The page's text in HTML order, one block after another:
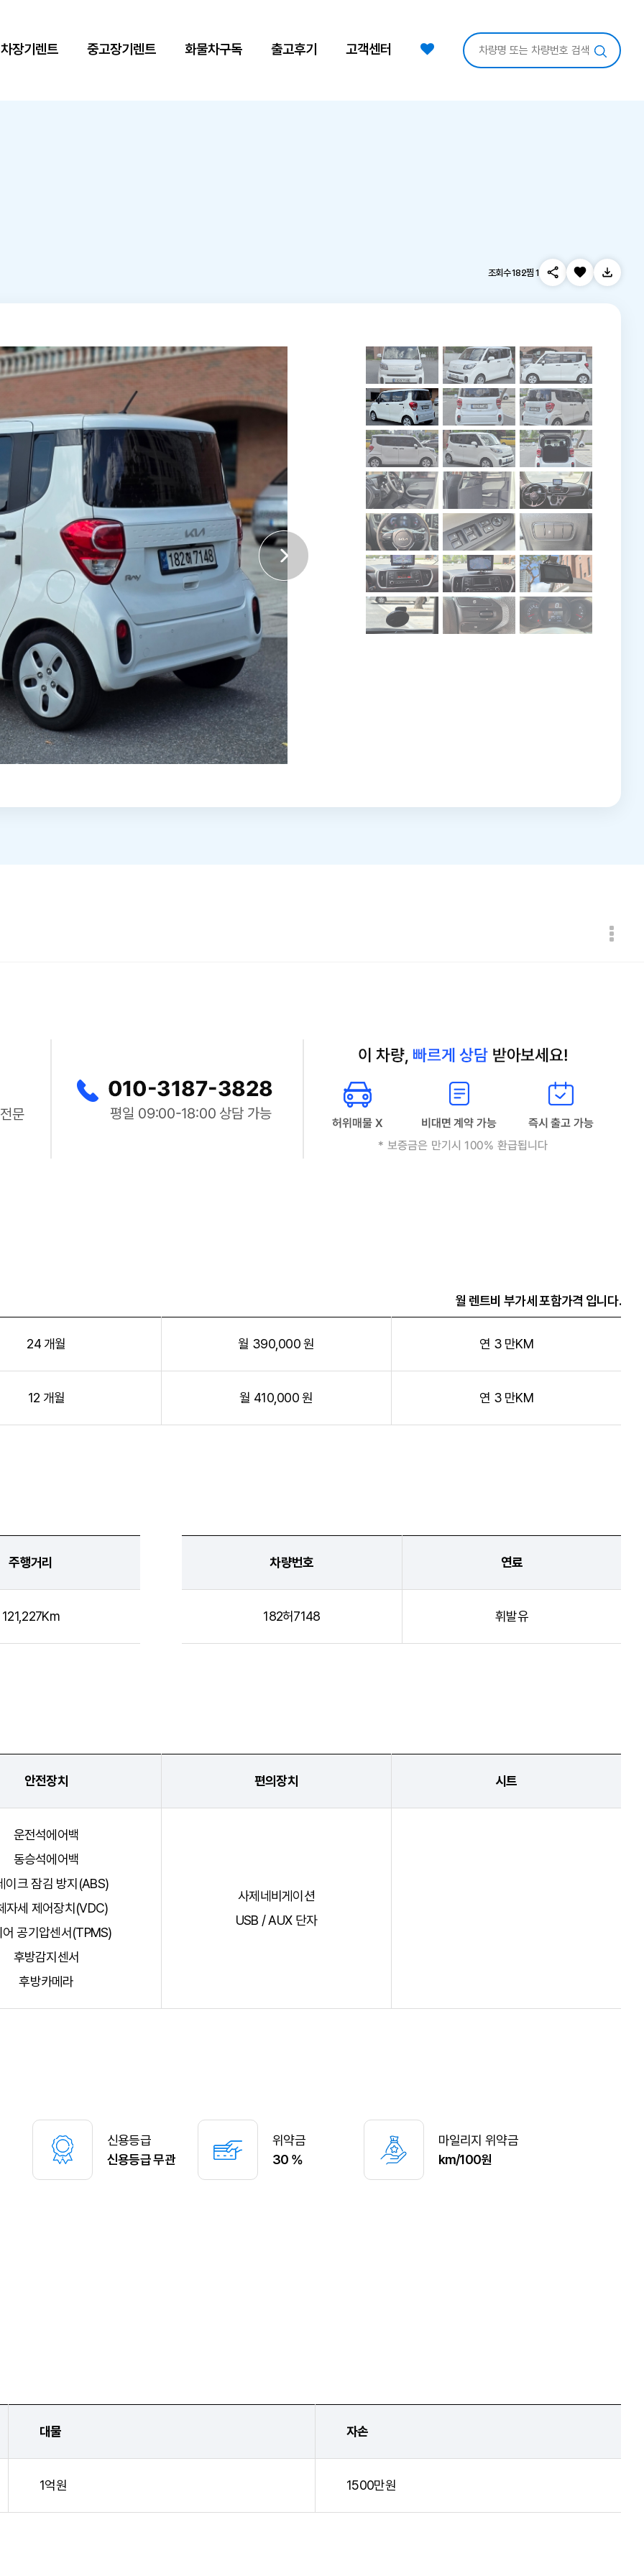
장기렌트 중고장기렌트 화물차구독 출고후기 고객센터
조회수 182찜 1
월 렌트비 부가세 포함가격 입니다.
24 개월 월 390,000 원 연 3 만KM
12 개월 월 410,000 원 연 3 만KM
주행거리
121,227Km
차량번호 연료
182허7148 휘발유
안전장치 편의장치 시트
운전석에어백
동승석에어백
이크 잠김 방지(ABS)
자세 제어장치(VDC)
어 공기압센서(TPMS)
후방감지센서
후방카메라
사제네비게이션
USB / AUX 단자
신용등급
신용등급 무관
위약금
30 %
마일리지 위약금
km/100원
대물 자손
1억원 1500만원